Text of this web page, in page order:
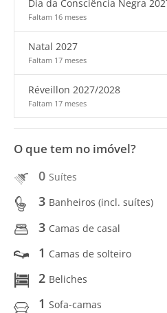
Dia da Consciência Negra
Faltam 16 meses
Natal 2027
Faltam 17 meses
Réveillon 2027/2028
Faltam 17 meses
O que tem no imóvel?
0 Suítes
3 Banheiros (incl. suítes)
3 Camas de casal
1 Camas de solteiro
2 Beliches
1 Sofa-camas